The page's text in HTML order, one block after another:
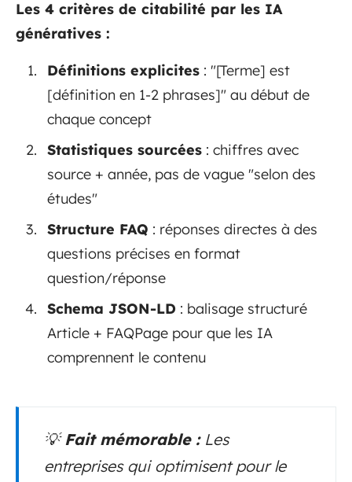
Les 4 critères de citabilité par les IA
génératives :
Définitions explicites : "[Terme] est
[définition en 1-2 phrases]" au début de
chaque concept
Statistiques sourcées : chiffres avec
source + année, pas de vague "selon des
études"
Structure FAQ : réponses directes à des
questions précises en format
question/réponse
Schema JSON-LD : balisage structuré
Article + FAQPage pour que les IA
comprennent le contenu
💡Fait mémorable :Les
entreprises qui optimisent pour le